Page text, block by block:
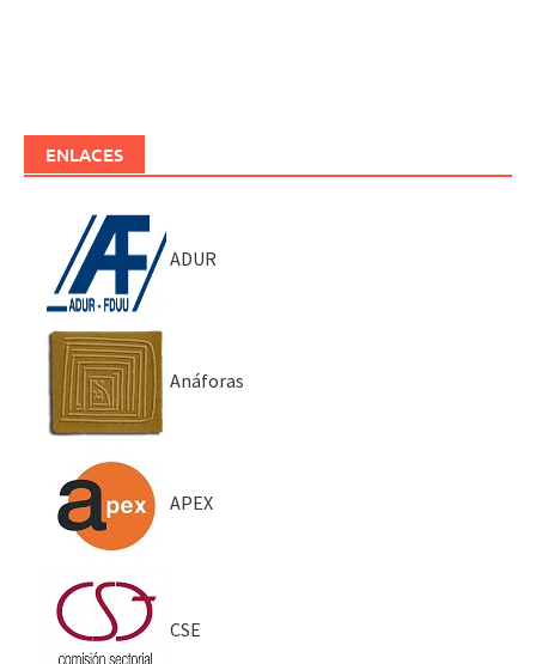
ENLACES
ADUR
Anáforas
APEX
CSE